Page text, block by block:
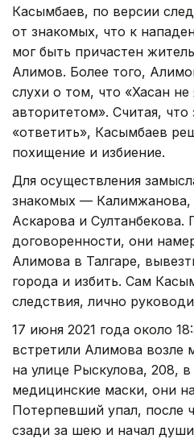
Касымбаев, по версии
от знакомых, что к
мог быть причастен
Алимов. Более того,
слухи о том, что «Хасан не
авторитетом». Считая,
«ответить», Касымбаев
похищение и избиение.
Для осуществления
знакомых — Калимжанова,
Аскарова и Султанбекова.
договоренности, они
Алимова в Талгаре,
города и избить. Сам
следствия, лично
17 июня 2021 года около
встретили Алимова возле
на улице Рыскулова, 208,
медицинские маски, они
Потерпевший упал, после
сзади за шею и начал